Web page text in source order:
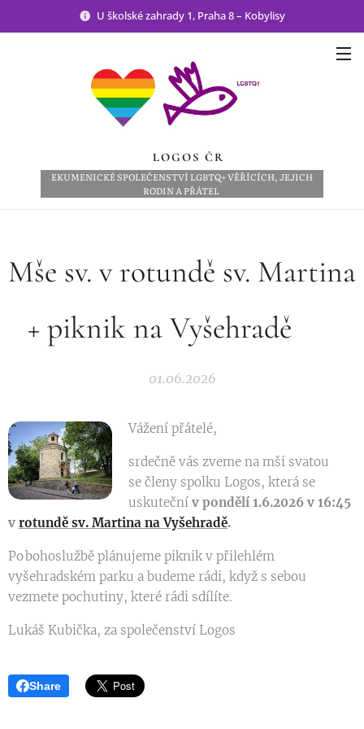
U školské zahrady 1, Praha 8 – Kobylisy
LOGOS ČR
EKUMENICKÉ SPOLEČENSTVÍ LGBTQ+ VĚŘÍCÍCH, JEJICH
RODIN A PŘÁTEL
Mše sv. v rotundě sv. Martina
+ piknik na Vyšehradě 🧺
01.06.2026
Vážení přátelé,
srdečně vás zveme na mši svatou 🙏
se členy spolku Logos, která se
uskutečnív pondělí 1.6.2026 v 16:45
v rotundě sv. Martina na Vyšehradě.
Po bohoslužbě plánujeme piknik v přilehlém
vyšehradském parku a budeme rádi, když s sebou
vezmete pochutiny, které rádi sdílíte. 🍇🍽️🍖🥩🍆🍄‍🟫😋
Lukáš Kubička, za společenství Logos
Share